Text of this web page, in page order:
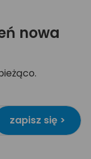
nowa
zapisz się >